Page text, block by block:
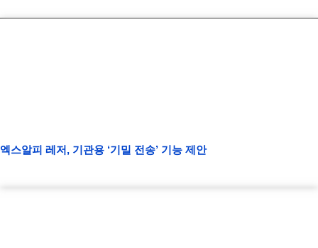
엑스알피 레저, 기관용 ‘기밀 전송’ 기능 제안